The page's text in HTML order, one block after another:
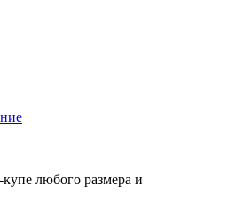
любого размера и